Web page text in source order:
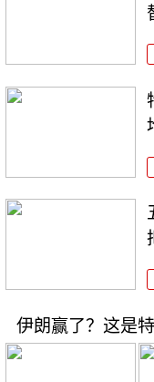
伊朗赢了？这是